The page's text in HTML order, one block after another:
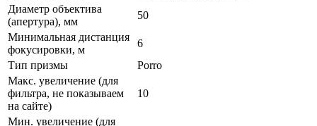
Диаметр объектива
(апертура), мм
50
Минимальная дистанция
фокусировки, м
6
Тип призмы
Porro
Макс. увеличение (для
фильтра, не показываем
на сайте)
10
Мин. увеличение (для